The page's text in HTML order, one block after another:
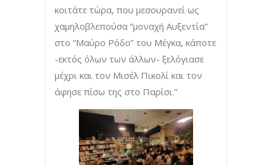
κοιτάτε τώρα, που μεσουρανεί ως
χαμηλοβλεπούσα “μοναχή Αυξεντία”
στο “Μαύρο Ρόδο” του Μέγκα, κάποτε
-εκτός όλων των άλλων- ξελόγιασε
μέχρι και τον Μισέλ Πικολί και τον
άφησε πίσω της στο Παρίσι.”